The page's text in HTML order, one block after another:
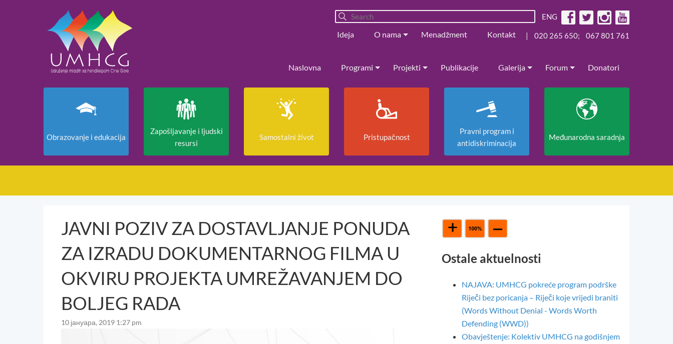
ENG
Ideja O nama Menadžment Kontakt | 020 265 650; 067 801 761
Naslovna Programi Projekti Publikacije Galerija Forum Donatori
Obrazovanje i edukacija
Zapošljavanje i ljudski
resursi
Samostalni život Pristupačnost
Pravni program i
antidiskriminacija
Međunarodna saradnja
JAVNI POZIV ZA DOSTAVLJANJE PONUDA
ZA IZRADU DOKUMENTARNOG FILMA U
OKVIRU PROJEKTA UMREŽAVANJEM DO
BOLJEG RADA
10 јануара, 2019 1:27 pm
Ostale aktuelnosti
NAJAVA: UMHCG pokreće program podrške
Riječi bez poricanja – Riječi koje vrijedi braniti
(Words Without Denial - Words Worth
Defending (WWD))
Obavještenje: Kolektiv UMHCG na godišnjem